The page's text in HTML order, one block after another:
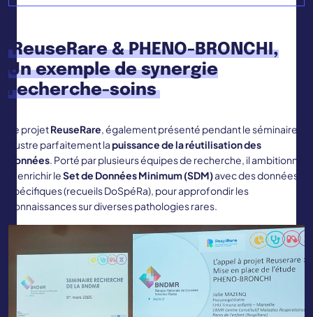
ReuseRare & PHENO-BRONCHI,
Un exemple de synergie
recherche-soins
Le projetReuseRare, également présenté pendant le séminaire,
illustre parfaitement lapuissance de la réutilisation des
données. Porté par plusieurs équipes de recherche, il ambitionne
d’enrichir leSet de Données Minimum (SDM)avec des données
spécifiques (recueils DoSpéRa), pour approfondir les
connaissances sur diverses pathologies rares.